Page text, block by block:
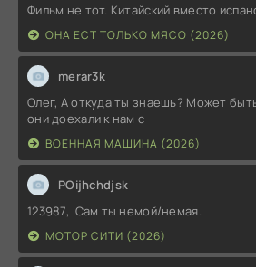
Фильм не тот. Китайский вместо
ОНА ЕСТ ТОЛЬКО МЯСО (2026)
merar3k
Олег, А откуда ты знаешь? Может
они доехали к нам с
ВОЕННАЯ МАШИНА (2026)
POijhchdjsk
123987, Сам ты немой/немая.
МОТОР СИТИ (2026)